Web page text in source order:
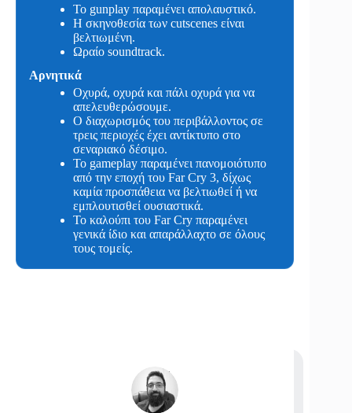
Το gunplay παραμένει απολαυστικό.
Η σκηνοθεσία των cutscenes είναι
βελτιωμένη.
Ωραίο soundtrack.
Αρνητικά
Οχυρά, οχυρά και πάλι οχυρά για να
απελευθερώσουμε.
Ο διαχωρισμός του περιβάλλοντος σε
τρεις περιοχές έχει αντίκτυπο στο
σεναριακό δέσιμο.
Το gameplay παραμένει πανομοιότυπο
από την εποχή του Far Cry 3, δίχως
καμία προσπάθεια να βελτιωθεί ή να
εμπλουτισθεί ουσιαστικά.
Το καλούπι του Far Cry παραμένει
γενικά ίδιο και απαράλλαχτο σε όλους
τους τομείς.